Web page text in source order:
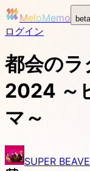
MeloMemo beta
ログイン
都会のラ
2024 ～
マ～
SUPER